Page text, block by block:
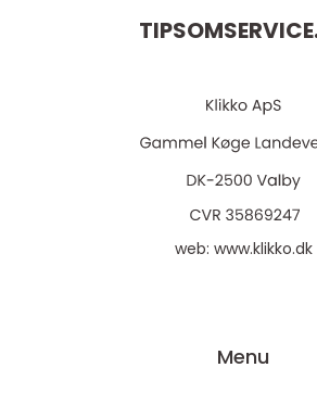
web: www.klikko.dk
Menu